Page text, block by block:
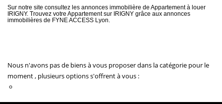
OFF MARKET
Créer une alerte
Sur notre site consultez les annonces immobilière de Appartement à louer
IRIGNY. Trouvez votre Appartement sur IRIGNY grâce aux annonces
immobilières de FYNE ACCESS Lyon.
Nous n'avons pas de biens à vous proposer dans la catégorie pour le
moment , plusieurs options s'offrent à vous :